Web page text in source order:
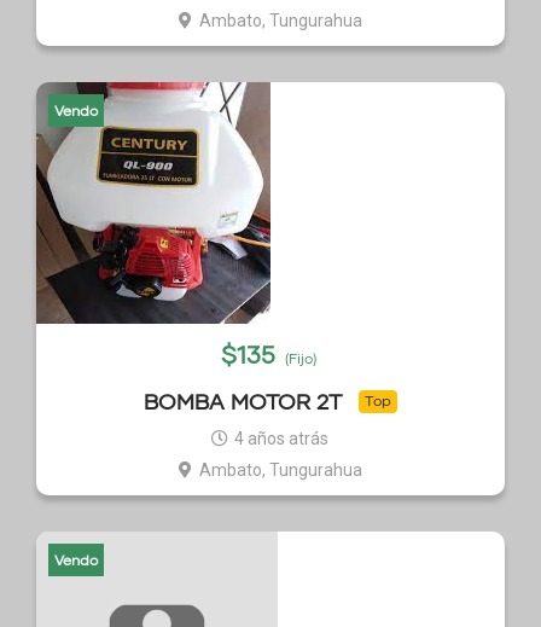
Ambato, Tungurahua
Vendo
$135 (Fijo)
BOMBA MOTOR 2T Top
4 años atrás
Ambato, Tungurahua
Vendo